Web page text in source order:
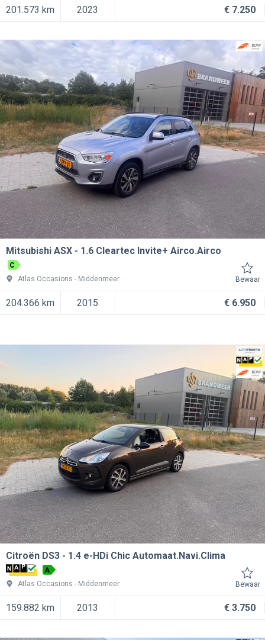
201.573 km 2023 € 7.250
Mitsubishi ASX 1.6 Cleartec Invite+ Airco.Airco
C
Atlas Occasions
Middenmeer Bewaar
204.366 km 2015 € 6.950
Citroën DS3 1.4 e-HDi Chic Automaat.Navi.Clima
A
Atlas Occasions
Middenmeer Bewaar
159.882 km 2013 € 3.750